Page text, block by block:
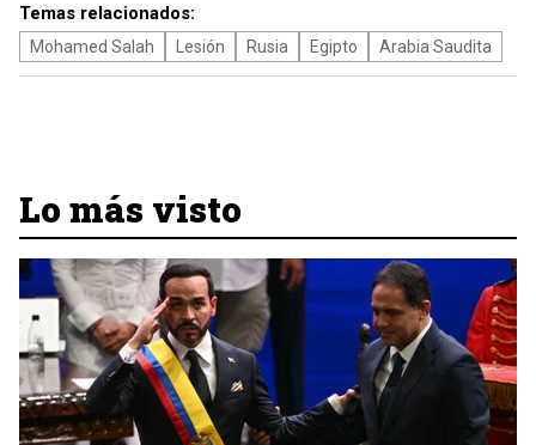
Temas relacionados:
Mohamed Salah Lesión Rusia Egipto Arabia Saudita
Lo más visto